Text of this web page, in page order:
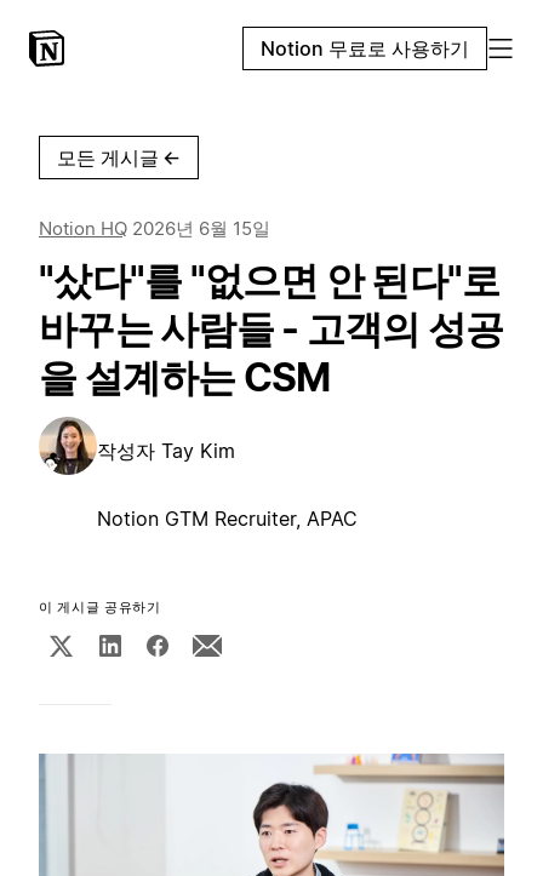
Notion 무료로 사용하기
모든 게시글 ←
Notion HQ 2026년 6월 15일
"샀다"를 "없으면 안 된다"로
바꾸는 사람들 - 고객의 성공
을 설계하는 CSM
작성자 Tay Kim
Notion GTM Recruiter, APAC
이 게시글 공유하기